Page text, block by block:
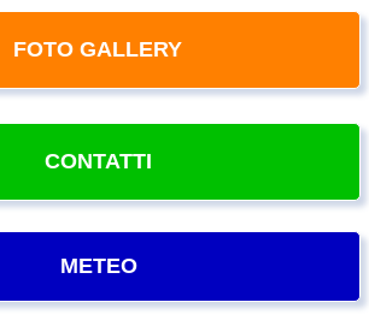
FOTO GALLERY
CONTATTI
METEO